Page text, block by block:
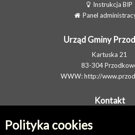
Polityka cookies
Instrukcja BIP
Panel
Urząd Gminy
Kartuska 21
83-304
WWW:http://
Kontakt
E-MAIL: